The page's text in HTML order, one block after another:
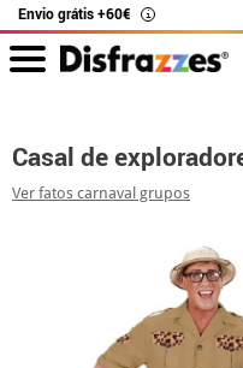
Envio grátis +60€ i
Casal de
Ver fatos carnaval grupos